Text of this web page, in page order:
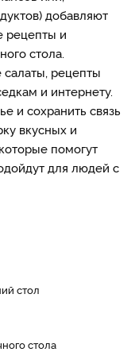
добавляют
рецепты и
стола.
рецепты
и интернету.
и сохранить связь
вкусных и
помогут
для людей с
стол
стола